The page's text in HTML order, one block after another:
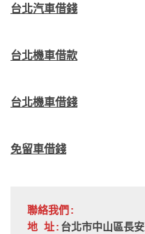
台北汽車借錢
台北機車借款
台北機車借錢
免留車借錢
聯絡我們:
地 址: 台北市中山區長